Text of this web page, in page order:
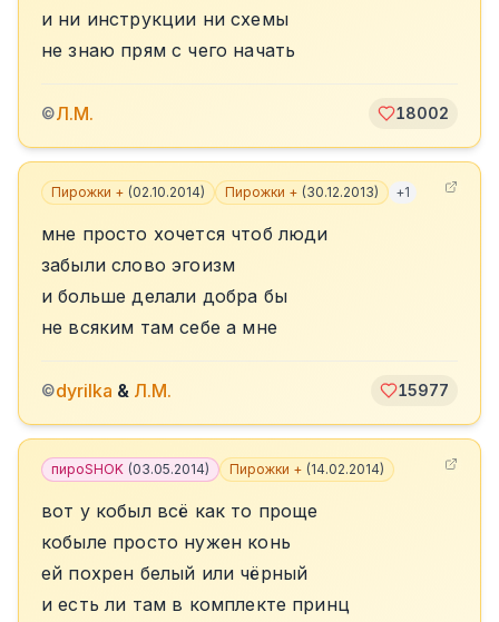
и ни инструкции ни схемы
не знаю прям с чего начать
©Л.М. 18002
Пирожки + (02.10.2014) Пирожки + (30.12.2013) +1
мне просто хочется чтоб люди
забыли слово эгоизм
и больше делали добра бы
не всяким там себе а мне
©dyrilka & Л.М. 15977
пироSHOK (03.05.2014) Пирожки + (14.02.2014)
вот у кобыл всё как то проще
кобыле просто нужен конь
ей похрен белый или чёрный
и есть ли там в комплекте принц